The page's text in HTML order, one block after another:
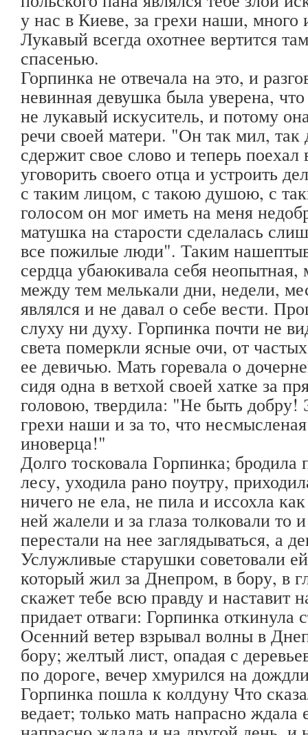
у нас в Киеве, за грехи наши, много
Лукавый всегда охотнее вертится
спасенью.
Горпинка не отвечала на это, и
невинная девушка была уверена,
не лукавый искуситель, и потому
речи своей матери. "Он так мил,
сдержит свое слово и теперь
уговорить своего отца и устроить
с таким лицом, с такою душою, с
голосом он мог иметь на меня
матушка на старости сделалась
все пожилые люди". Таким
сердца убаюкивала себя
между тем мелькали дни, недели,
являлся и не давал о себе вести.
слуху ни духу. Горпинка почти не
света померкли ясные очи, от
ее девичью. Мать горевала о
сидя одна в ветхой своей хатке за
головою, твердила: "Не быть добру!
грехи наши и за то, что
иноверца!"
Долго тосковала Горпинка; бродила
лесу, уходила рано поутру,
ничего не ела, не пила и иссохла
ней жалели и за глаза толковали то
перестали на нее заглядываться, а
Услужливые старушки советовали
который жил за Днепром, в бору, в
скажет тебе всю правду и наставит
придает отваги: Горпинка откинула
Осенний ветер взрывал волны в
бору; желтый лист, опадая с
по дороге, вечер хмурился на
Горпинка пошла к колдуну Что
ведает; только мать напрасно ждала